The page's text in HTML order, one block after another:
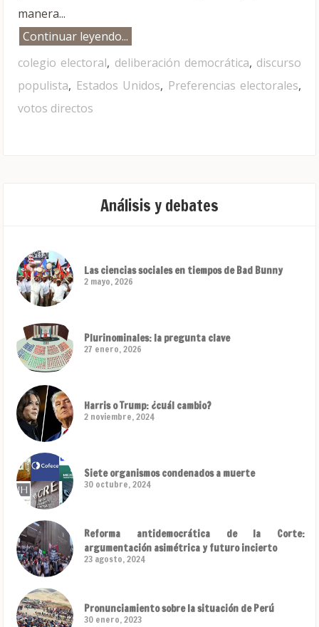
manera...
Continuar leyendo...
colegio electoral, deliberación democrática, discurso
populista, Estados Unidos, Preferencias electorales,
votos directos
Análisis y debates
Las ciencias sociales en tiempos de Bad Bunny
2 mayo, 2026
Plurinominales: la pregunta clave
27 enero, 2026
Harris o Trump: ¿cuál cambio?
2 noviembre, 2024
Siete organismos condenados a muerte
30 octubre, 2024
Reforma antidemocrática de la Corte:
argumentación asimétrica y futuro incierto
23 agosto, 2024
Pronunciamiento sobre la situación de Perú
30 enero, 2023